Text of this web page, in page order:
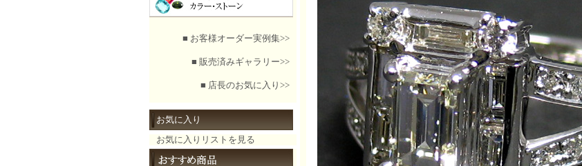
■ お客様オーダー実例集>>
■ 販売済みギャラリー>>
■ 店長のお気に入り>>
お気に入り
お気に入りリストを見る